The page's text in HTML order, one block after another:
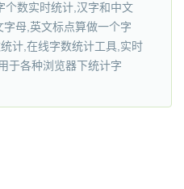
个数实时统计,汉字和中文
母,英文标点算做一个字
计,在线字数统计工具,实时
于各种浏览器下统计字